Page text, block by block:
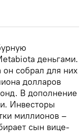
деньгами.
он собрал для них
долларов
В дополнение
Инвесторы
миллионов –
сын вице-